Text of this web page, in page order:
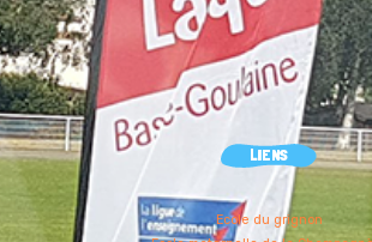
LIENS
Ecole du grignon